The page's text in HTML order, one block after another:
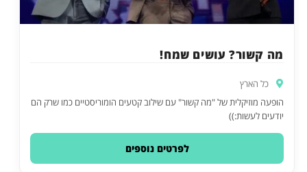
מה קשור? עושים שמח!
כל הארץ
הופעה מוזיקלית של "מה קשור" עם שילוב קטעים הומוריסטיים כמו שרק הם
יודעים לעשות:))
לפרטים נוספים